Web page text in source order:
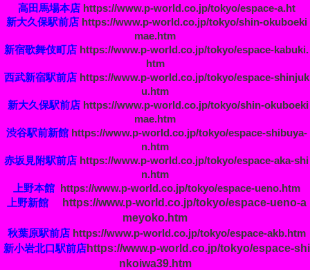
高田馬場本店 https://www.p-world.co.jp/tokyo/espace-a.ht
新大久保駅前店 https://www.p-world.co.jp/tokyo/shin-okuboeki
mae.htm
新宿歌舞伎町店 https://www.p-world.co.jp/tokyo/espace-kabuki.
htm
西武新宿駅前店 https://www.p-world.co.jp/tokyo/espace-shinjuk
u.htm
新大久保駅前店 https://www.p-world.co.jp/tokyo/shin-okuboeki
mae.htm
渋谷駅前新館 https://www.p-world.co.jp/tokyo/espace-shibuya-
n.htm
赤坂見附駅前店 https://www.p-world.co.jp/tokyo/espace-aka-shi
n.htm
上野本館
https://www.p-world.co.jp/tokyo/espace-ueno.htm
上野新館
https://www.p-world.co.jp/tokyo/espace-ueno-a
meyoko.htm
秋葉原駅前店 https://www.p-world.co.jp/tokyo/espace-akb.htm
新小岩北口駅前店https://www.p-world.co.jp/tokyo/espace-shi
nkoiwa39.htm